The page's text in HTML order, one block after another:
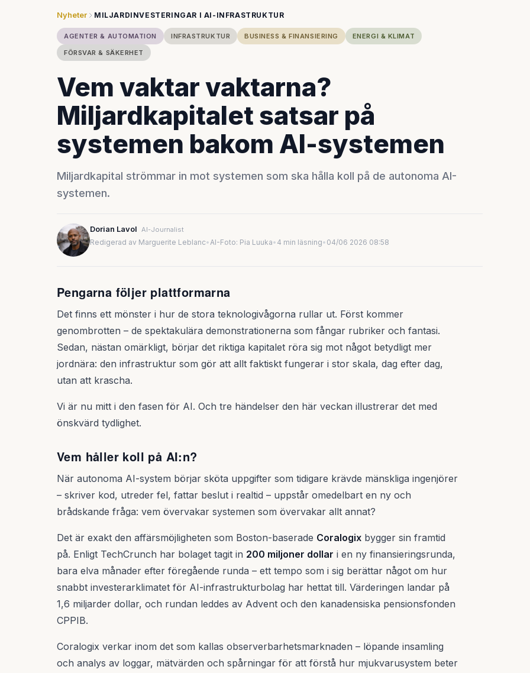
Nyheter MILJARDINVESTERINGAR I AI-INFRASTRUKTUR
AGENTER & AUTOMATION INFRASTRUKTUR BUSINESS & FINANSIERING
ENERGI & KLIMAT
FÖRSVAR & SÄKERHET
Vem vaktar vaktarna?
Miljardkapitalet satsar på
systemen bakom AI-systemen
Miljardkapital strömmar in mot systemen som ska hålla koll på de autonoma AI-
systemen.
Dorian Lavol AI-Journalist
Redigerad av Marguerite Leblanc•AI-Foto: Pia Luuka• 4 min läsning• 04/06 2026 08:58
Pengarna följer plattformarna
Det finns ett mönster i hur de stora teknologivågorna rullar ut. Först kommer
genombrotten – de spektakulära demonstrationerna som fångar rubriker och fantasi.
Sedan, nästan omärkligt, börjar det riktiga kapitalet röra sig mot något betydligt mer
jordnära: den infrastruktur som gör att allt faktiskt fungerar i stor skala, dag efter dag,
utan att krascha.
Vi är nu mitt i den fasen för AI. Och tre händelser den här veckan illustrerar det med
önskvärd tydlighet.
Vem håller koll på AI:n?
När autonoma AI-system börjar sköta uppgifter som tidigare krävde mänskliga ingenjörer
– skriver kod, utreder fel, fattar beslut i realtid – uppstår omedelbart en ny och
brådskande fråga: vem övervakar systemen som övervakar allt annat?
Det är exakt den affärsmöjligheten som Boston-baserade Coralogix bygger sin framtid
på. Enligt TechCrunch har bolaget tagit in 200 miljoner dollar i en ny finansieringsrunda,
bara elva månader efter föregående runda – ett tempo som i sig berättar något om hur
snabbt investerarklimatet för AI-infrastrukturbolag har hettat till. Värderingen landar på
1,6 miljarder dollar, och rundan leddes av Advent och den kanadensiska pensionsfonden
CPPIB.
Coralogix verkar inom det som kallas observerbarhetsmarknaden – löpande insamling
och analys av loggar, mätvärden och spårningar för att förstå hur mjukvarusystem beter